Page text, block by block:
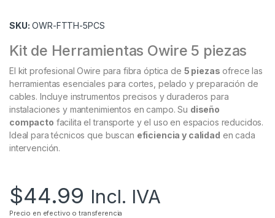
SKU: OWR-FTTH-5PCS
Kit de Herramientas Owire 5 piezas
El kit profesional Owire para fibra óptica de 5 piezas ofrece las
herramientas esenciales para cortes, pelado y preparación de
cables. Incluye instrumentos precisos y duraderos para
instalaciones y mantenimientos en campo. Su diseño
compacto facilita el transporte y el uso en espacios reducidos.
Ideal para técnicos que buscan eficiencia y calidad en cada
intervención.
$44.99 Incl. IVA
Precio en efectivo o transferencia